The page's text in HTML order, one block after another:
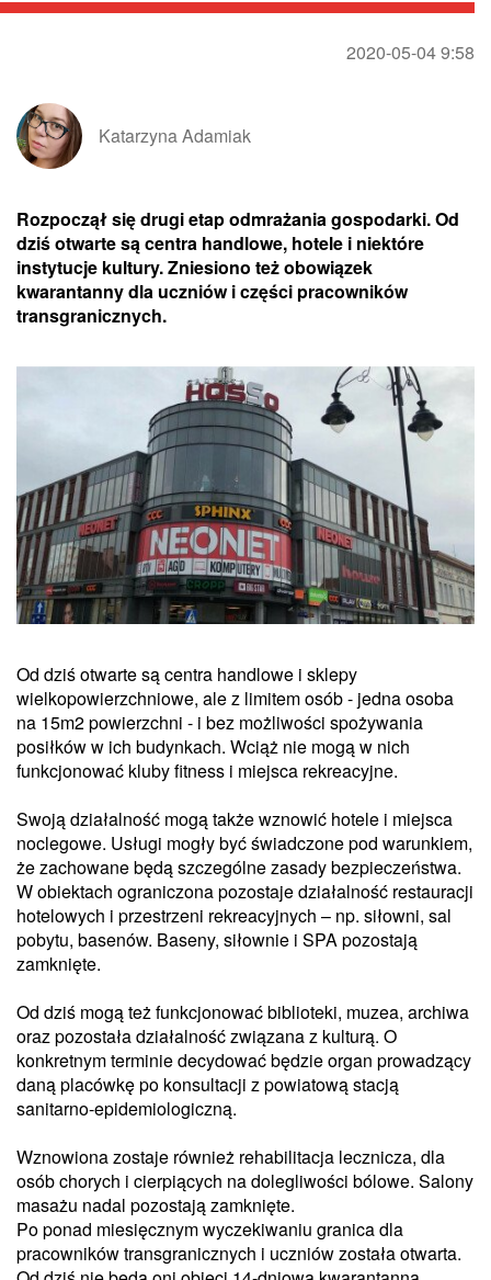
2020-05-04 9:58
Katarzyna Adamiak
Rozpoczął się drugi etap odmrażania gospodarki. Od
dziś otwarte są centra handlowe, hotele i niektóre
instytucje kultury. Zniesiono też obowiązek
kwarantanny dla uczniów i części pracowników
transgranicznych.
Od dziś otwarte są centra handlowe i sklepy
wielkopowierzchniowe, ale z limitem osób - jedna osoba
na 15m2 powierzchni - i bez możliwości spożywania
posiłków w ich budynkach. Wciąż nie mogą w nich
funkcjonować kluby fitness i miejsca rekreacyjne.
Swoją działalność mogą także wznowić hotele i miejsca
noclegowe. Usługi mogły być świadczone pod warunkiem,
że zachowane będą szczególne zasady bezpieczeństwa.
W obiektach ograniczona pozostaje działalność restauracji
hotelowych i przestrzeni rekreacyjnych – np. siłowni, sal
pobytu, basenów. Baseny, siłownie i SPA pozostają
zamknięte.
Od dziś mogą też funkcjonować biblioteki, muzea, archiwa
oraz pozostała działalność związana z kulturą. O
konkretnym terminie decydować będzie organ prowadzący
daną placówkę po konsultacji z powiatową stacją
sanitarno-epidemiologiczną.
Wznowiona zostaje również rehabilitacja lecznicza, dla
osób chorych i cierpiących na dolegliwości bólowe. Salony
masażu nadal pozostają zamknięte.
Po ponad miesięcznym wyczekiwaniu granica dla
pracowników transgranicznych i uczniów została otwarta.